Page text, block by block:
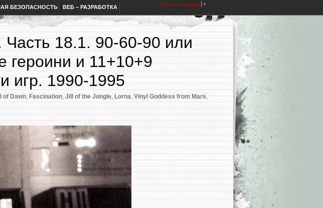
БЕЗОПАСНОСТЬ ВЕБ – РАЗРАБОТКА Select Language ▼
Часть 18.1. 90-60-90 или
героини и 11+10+9
игр. 1990-1995
of Dawn, Fascination, Jill of the Jungle, Lorna, Vinyl Goddess from Mars,